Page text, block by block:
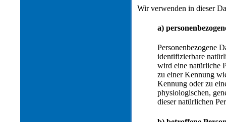
Wir verwenden in dieser
a)
Personenbezogene
identifizierbare
wird eine natürliche
zu einer Kennung
Kennung oder zu
physiologischen,
dieser natürlichen